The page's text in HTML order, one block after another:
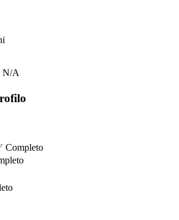
N/A
Completo